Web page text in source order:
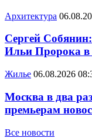
Архитектура
Сергей
Ильи Пророка в
Жилье 06.08.2026
Москва в два
премьерам
Все новости